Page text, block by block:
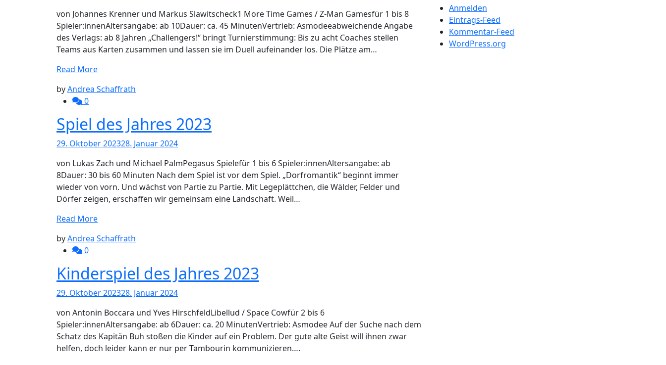
von Johannes Krenner und Markus Slawitscheck1 More Time Games / Z-Man Gamesfür 1 bis 8
Spieler:innenAltersangabe: ab 10Dauer: ca. 45 MinutenVertrieb: Asmodeeabweichende Angabe
des Verlags: ab 8 Jahren „Challengers!“ bringt Turnierstimmung: Bis zu acht Coaches stellen
Teams aus Karten zusammen und lassen sie im Duell aufeinander los. Die Plätze am…
Read More
byAndrea Schaffrath
0
Spiel des Jahres 2023
29. Oktober 202328. Januar 2024
von Lukas Zach und Michael PalmPegasus Spielefür 1 bis 6 Spieler:innenAltersangabe: ab
8Dauer: 30 bis 60 Minuten Nach dem Spiel ist vor dem Spiel. „Dorfromantik“ beginnt immer
wieder von vorn. Und wächst von Partie zu Partie. Mit Legeplättchen, die Wälder, Felder und
Dörfer zeigen, erschaffen wir gemeinsam eine Landschaft. Weil…
Read More
byAndrea Schaffrath
0
Kinderspiel des Jahres 2023
29. Oktober 202328. Januar 2024
von Antonin Boccara und Yves HirschfeldLibellud / Space Cowfür 2 bis 6
Spieler:innenAltersangabe: ab 6Dauer: ca. 20 MinutenVertrieb: Asmodee Auf der Suche nach dem
Schatz des Kapitän Buh stoßen die Kinder auf ein Problem. Der gute alte Geist will ihnen zwar
helfen, doch leider kann er nur per Tambourin kommunizieren….
Anmelden
Eintrags-Feed
Kommentar-Feed
WordPress.org